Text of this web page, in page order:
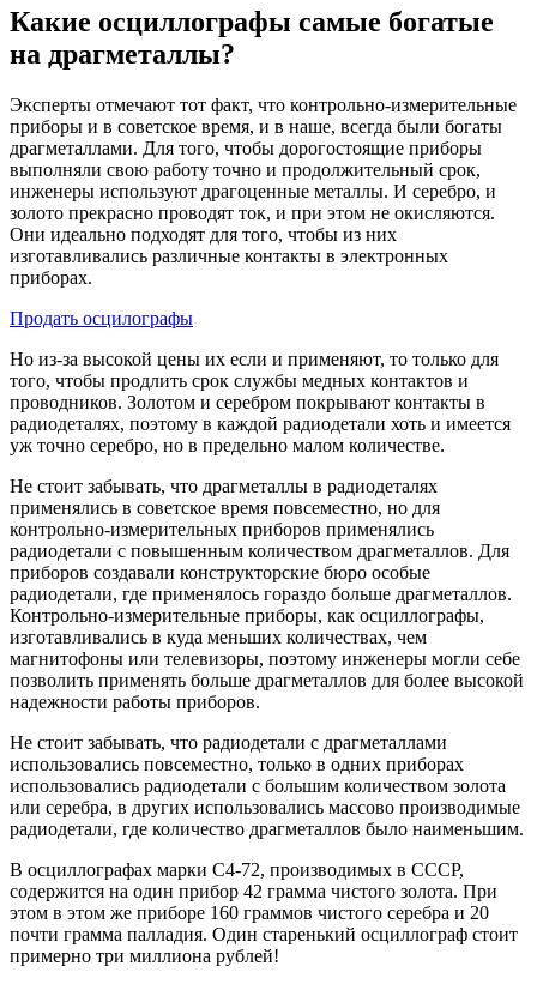
Какие осциллографы самые богатые
на драгметаллы?
Эксперты отмечают тот факт, что контрольно-измерительные
приборы и в советское время, и в наше, всегда были богаты
драгметаллами. Для того, чтобы дорогостоящие приборы
выполняли свою работу точно и продолжительный срок,
инженеры используют драгоценные металлы. И серебро, и
золото прекрасно проводят ток, и при этом не окисляются.
Они идеально подходят для того, чтобы из них
изготавливались различные контакты в электронных
приборах.
Продать осцилографы
Но из-за высокой цены их если и применяют, то только для
того, чтобы продлить срок службы медных контактов и
проводников. Золотом и серебром покрывают контакты в
радиодеталях, поэтому в каждой радиодетали хоть и имеется
уж точно серебро, но в предельно малом количестве.
Не стоит забывать, что драгметаллы в радиодеталях
применялись в советское время повсеместно, но для
контрольно-измерительных приборов применялись
радиодетали с повышенным количеством драгметаллов. Для
приборов создавали конструкторские бюро особые
радиодетали, где применялось гораздо больше драгметаллов.
Контрольно-измерительные приборы, как осциллографы,
изготавливались в куда меньших количествах, чем
магнитофоны или телевизоры, поэтому инженеры могли себе
позволить применять больше драгметаллов для более высокой
надежности работы приборов.
Не стоит забывать, что радиодетали с драгметаллами
использовались повсеместно, только в одних приборах
использовались радиодетали с большим количеством золота
или серебра, в других использовались массово производимые
радиодетали, где количество драгметаллов было наименьшим.
В осциллографах марки С4-72, производимых в СССР,
содержится на один прибор 42 грамма чистого золота. При
этом в этом же приборе 160 граммов чистого серебра и 20
почти грамма палладия. Один старенький осциллограф стоит
примерно три миллиона рублей!